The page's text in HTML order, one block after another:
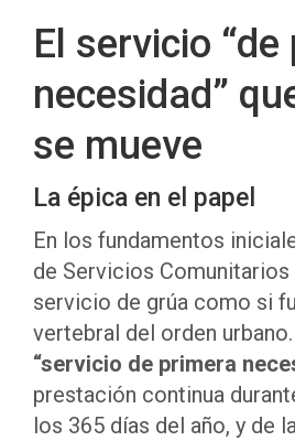
El servicio
necesidad”
se mueve
La épica en el papel
En los fundamentos
de Servicios
servicio de grúa como si
vertebral del orden
“servicio de primera
prestación continua
los 365 días del año, y de